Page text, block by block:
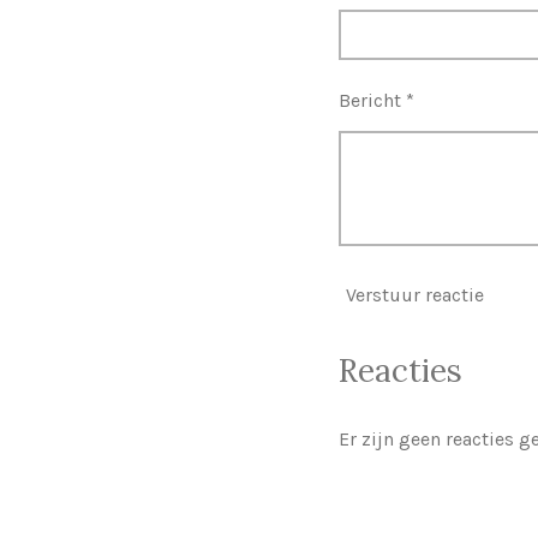
Bericht *
Verstuur reactie
Reacties
Er zijn geen reacties